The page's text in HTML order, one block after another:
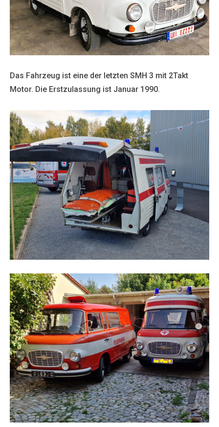
Das Fahrzeug ist eine der letzten SMH 3 mit 2Takt
Motor. Die Erstzulassung ist Januar 1990.